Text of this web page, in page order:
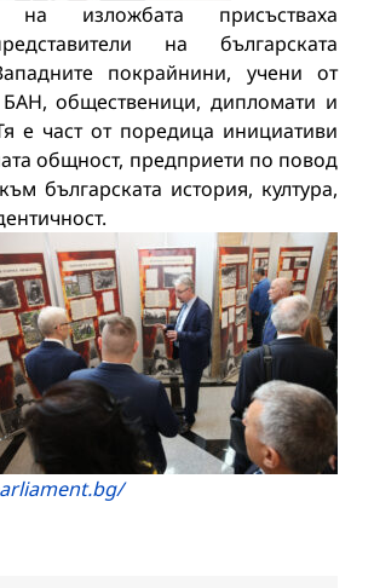
на изложбата присъстваха
на българската
покрайнини, учени от
БАН, общественици, дипломати и
е част от поредица инициативи
общност, предприети по повод
българската история, култура,